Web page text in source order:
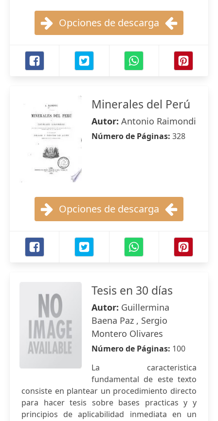
Opciones de descarga
Minerales del Perú
Autor: Antonio Raimondi
Número de Páginas: 328
Opciones de descarga
Tesis en 30 días
Autor: Guillermina
Baena Paz , Sergio
Montero Olivares
Número de Páginas: 100
La caracteristica
fundamental de este texto
consiste en plantear un procedimiento directo
para hacer tesis sobre bases practicas y y
principios de aplicabilidad inmediata en un